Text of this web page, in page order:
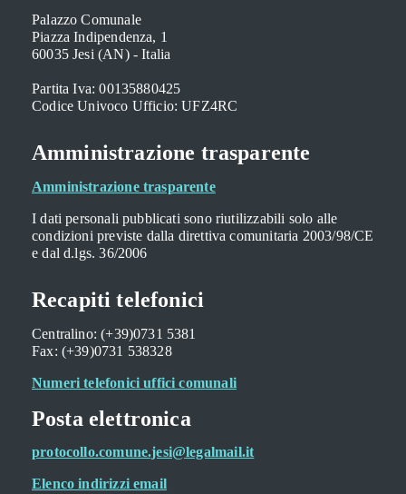
Palazzo Comunale
Piazza Indipendenza, 1
60035 Jesi (AN) - Italia
Partita Iva: 00135880425
Codice Univoco Ufficio: UFZ4RC
Amministrazione trasparente
Amministrazione trasparente
I dati personali pubblicati sono riutilizzabili solo alle
condizioni previste dalla direttiva comunitaria 2003/98/CE
e dal d.lgs. 36/2006
Recapiti telefonici
Centralino: (+39)0731 5381
Fax: (+39)0731 538328
Numeri telefonici uffici comunali
Posta elettronica
protocollo.comune.jesi@legalmail.it
Elenco indirizzi email